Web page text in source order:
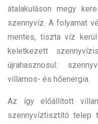
átalakuláson megy
szennyvíz. A folyamat
mentes, tiszta víz
keletkezett
újrahasznosul:
villamos- és hőenergia.
Az így előállított
szennyvíztisztító telep